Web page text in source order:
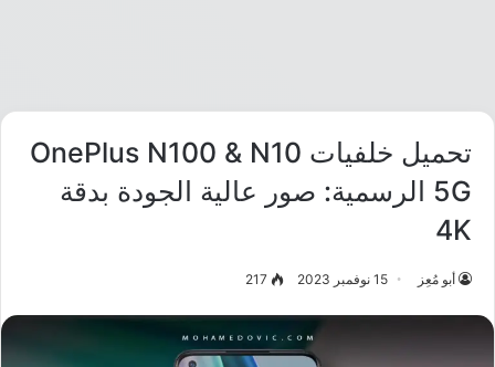
تحميل خلفيات OnePlus N100 & N10
5G الرسمية: صور عالية الجودة بدقة
4K
أبو مُعِز 15 نوفمبر 2023 217